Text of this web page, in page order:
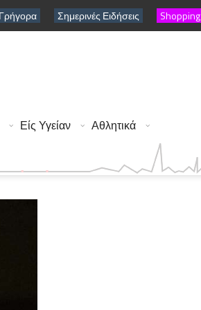
Σημερινές Ειδήσεις Shopping
Είς Υγείαν Αθλητικά